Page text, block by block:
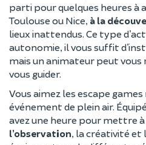
parti pour quelques heures à
Toulouse ou Nice, à la
lieux inattendus. Ce type
autonomie, il vous suffit
mais un animateur peut
vous guider.
Vous aimez les escape
événement de plein air.
avez une heure pour mettre
l’observation, la créativité et